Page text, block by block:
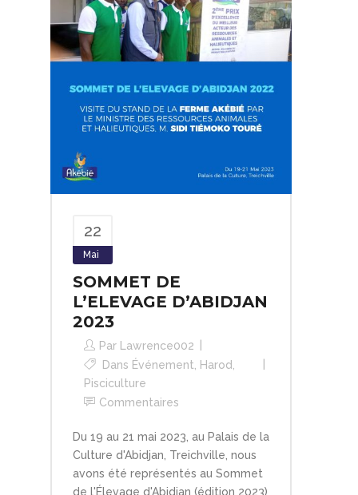
22
Mai
SOMMET DE
L’ELEVAGE D’ABIDJAN
2023
Par
Lawrence002
Dans Événement Harod
Pisciculture
Commentaires
Du 19 au 21 mai 2023, au Palais de la
Culture d'Abidjan, Treichville, nous
avons été représentés au Sommet
de l'Élevage d'Abidjan (édition 2023)